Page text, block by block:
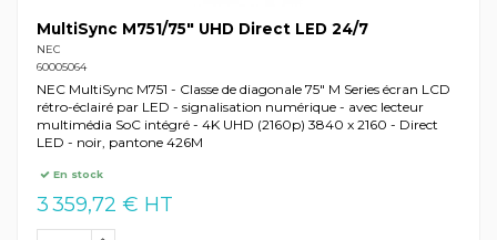
MultiSync M751/75" UHD Direct LED 24/7
NEC
60005064
NEC MultiSync M751 - Classe de diagonale 75" M Series écran LCD
rétro-éclairé par LED - signalisation numérique - avec lecteur
multimédia SoC intégré - 4K UHD (2160p) 3840 x 2160 - Direct
LED - noir, pantone 426M
En stock
3 359,72 € HT